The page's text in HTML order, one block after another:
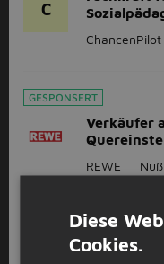
C
ChancenPilot
GESPONSERT
Verkäufer
REWE
Diese
Cookies.